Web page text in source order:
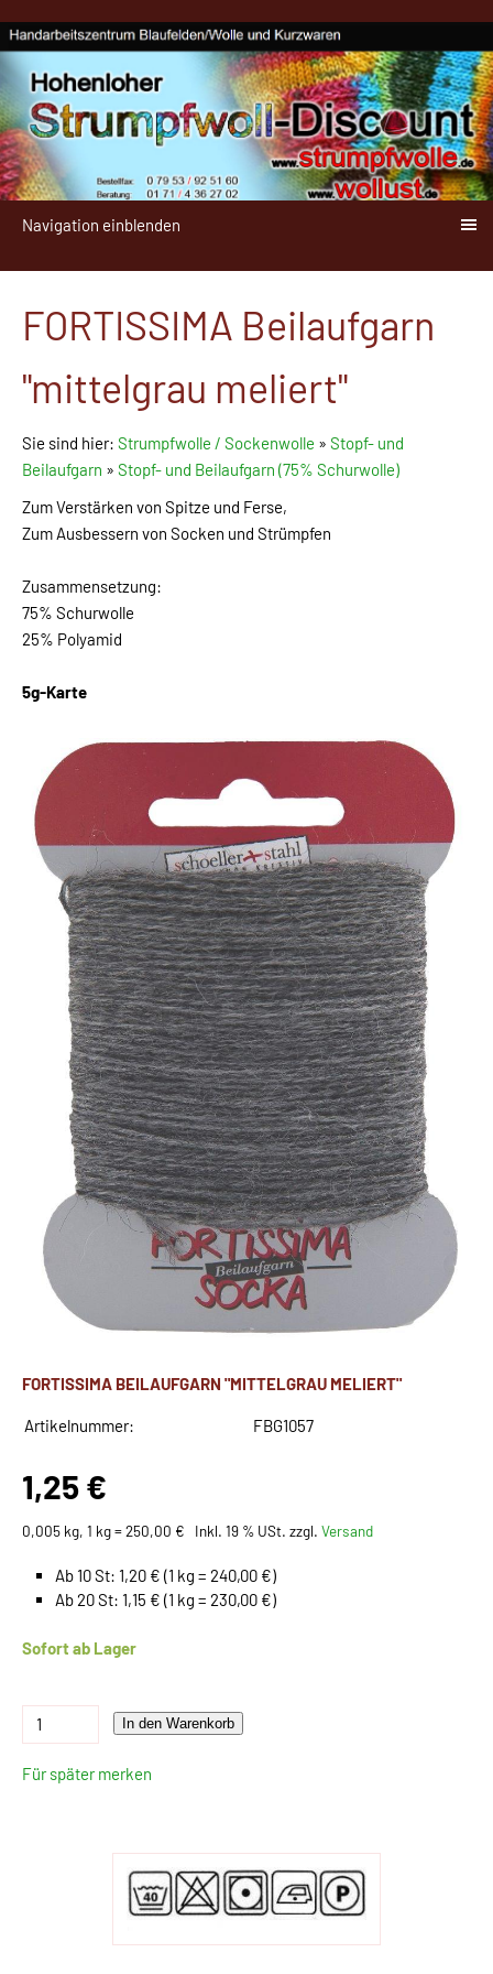
Navigation einblenden
FORTISSIMA Beilaufgarn
"mittelgrau meliert"
Sie sind hier: Strumpfwolle / Sockenwolle » Stopf- und
Beilaufgarn » Stopf- und Beilaufgarn (75% Schurwolle)
Zum Verstärken von Spitze und Ferse,
Zum Ausbessern von Socken und Strümpfen
Zusammensetzung:
75% Schurwolle
25% Polyamid
5g-Karte
FORTISSIMA BEILAUFGARN "MITTELGRAU MELIERT"
Artikelnummer: FBG1057
1,25 €
0,005 kg, 1 kg = 250,00 € Inkl. 19 % USt. zzgl. Versand
Ab 10 St: 1,20 € (1 kg = 240,00 €)
Ab 20 St: 1,15 € (1 kg = 230,00 €)
Sofort ab Lager
In den Warenkorb
Für später merken